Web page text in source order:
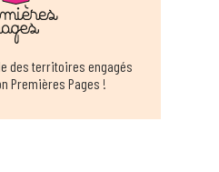
des territoires engagés
Premières Pages !